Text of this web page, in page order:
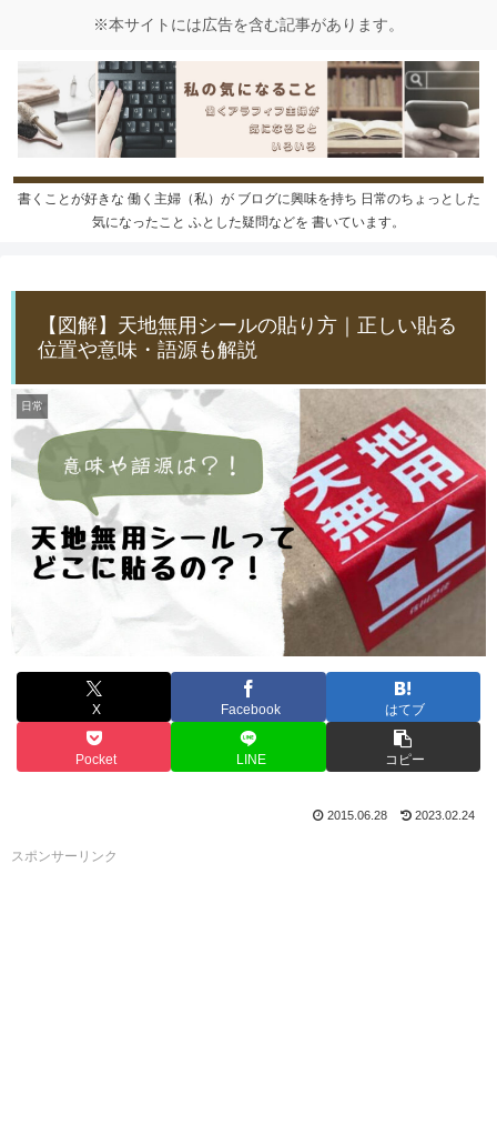
書くことが好きな 働く主婦（私）が ブログに興味を持ち 日常のちょっとした
気になったこと ふとした疑問などを 書いています。
【図解】天地無用シールの貼り方｜正しい貼る
位置や意味・語源も解説
日常
X Facebook はてブ
Pocket LINE コピー
2015.06.28 2023.02.24
スポンサーリンク